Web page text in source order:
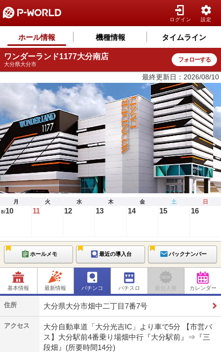
ログイン 設定
ホール情報 機種情報 タイムライン
ワンダーランド1177大分南店
大分県大分市
フォローする
最終更新日：2026/08/10
月 火 水 木 金 土 日
8/10 11 12 13 14 15 16
ホールメモ 最近の導入台 バックナンバー
基本情報 最新情報 パチンコ パチスロ 新台入替 カレンダー
住所 大分県大分市畑中二丁目7番7号
アクセス
大分自動車道「大分光吉IC」より車で5分 【市営バ
ス】大分駅前4番乗り場畑中行『大分駅前』⇒『三
段畑』(所要時間14分)